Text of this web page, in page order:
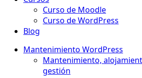
Curso de Moodle
Curso de WordPress
Blog
Mantenimiento WordPress
Mantenimiento,
gestión